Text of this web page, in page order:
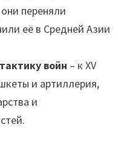
переняли
её в Средней Азии
войн – к XV
и артиллерия,
и